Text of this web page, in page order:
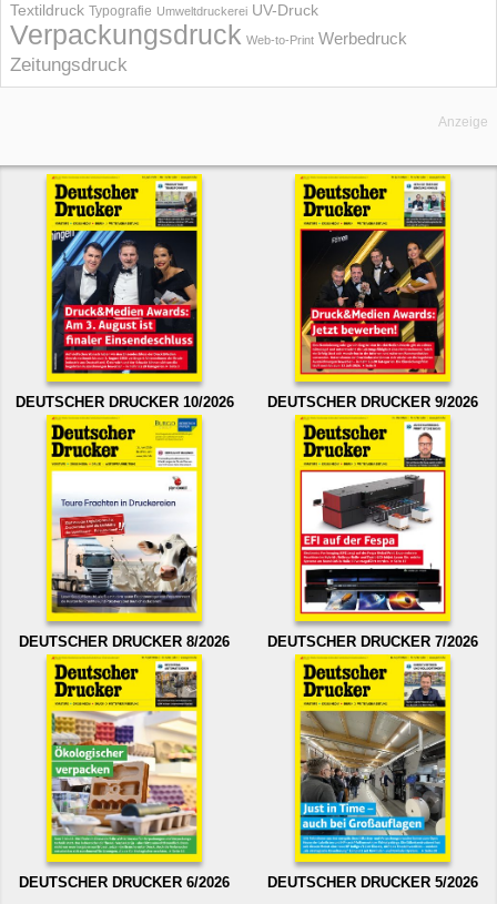
Textildruck Typografie Umweltdruckerei UV-Druck
Verpackungsdruck Web-to-Print Werbedruck
Zeitungsdruck
Anzeige
DEUTSCHER DRUCKER 10/2026 DEUTSCHER DRUCKER 9/2026
DEUTSCHER DRUCKER 8/2026 DEUTSCHER DRUCKER 7/2026
DEUTSCHER DRUCKER 6/2026 DEUTSCHER DRUCKER 5/2026